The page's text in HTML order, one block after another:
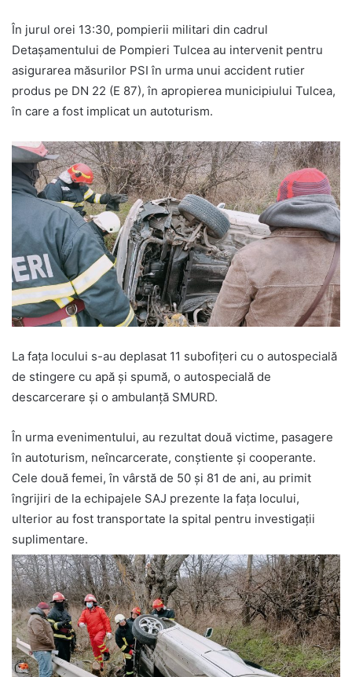
În jurul orei 13:30, pompierii militari din cadrul
Detașamentului de Pompieri Tulcea au intervenit pentru
asigurarea măsurilor PSI în urma unui accident rutier
produs pe DN 22 (E 87), în apropierea municipiului Tulcea,
în care a fost implicat un autoturism.
La fața locului s-au deplasat 11 subofițeri cu o autospecială
de stingere cu apă și spumă, o autospecială de
descarcerare și o ambulanță SMURD.
În urma evenimentului, au rezultat două victime, pasagere
în autoturism, neîncarcerate, conștiente și cooperante.
Cele două femei, în vârstă de 50 și 81 de ani, au primit
îngrijiri de la echipajele SAJ prezente la fața locului,
ulterior au fost transportate la spital pentru investigații
suplimentare.